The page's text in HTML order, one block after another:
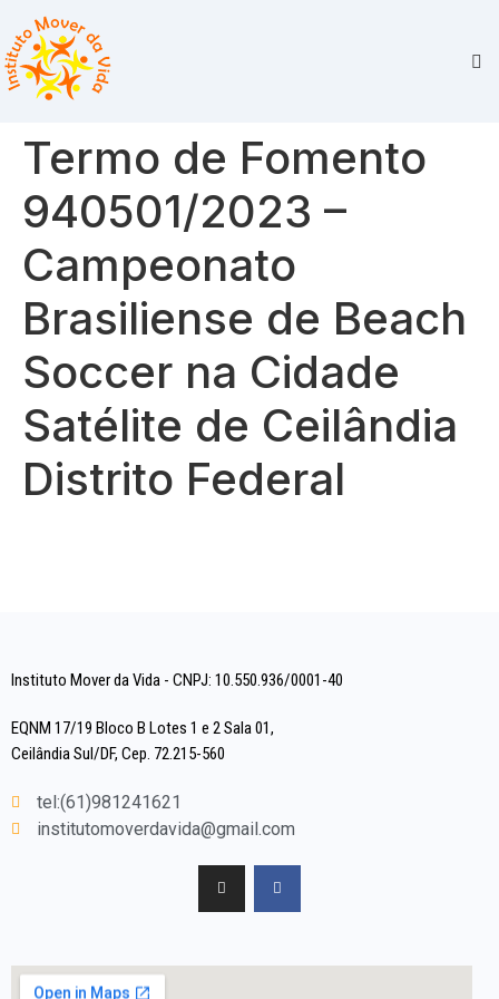
Termo de Fomento
940501/2023 –
Campeonato
Brasiliense de Beach
Soccer na Cidade
Satélite de Ceilândia
Distrito Federal
Instituto Mover da Vida - CNPJ: 10.550.936/0001-40
EQNM 17/19 Bloco B Lotes 1 e 2 Sala 01,
Ceilândia Sul/DF, Cep. 72.215-560
tel:(61)981241621
institutomoverdavida@gmail.com